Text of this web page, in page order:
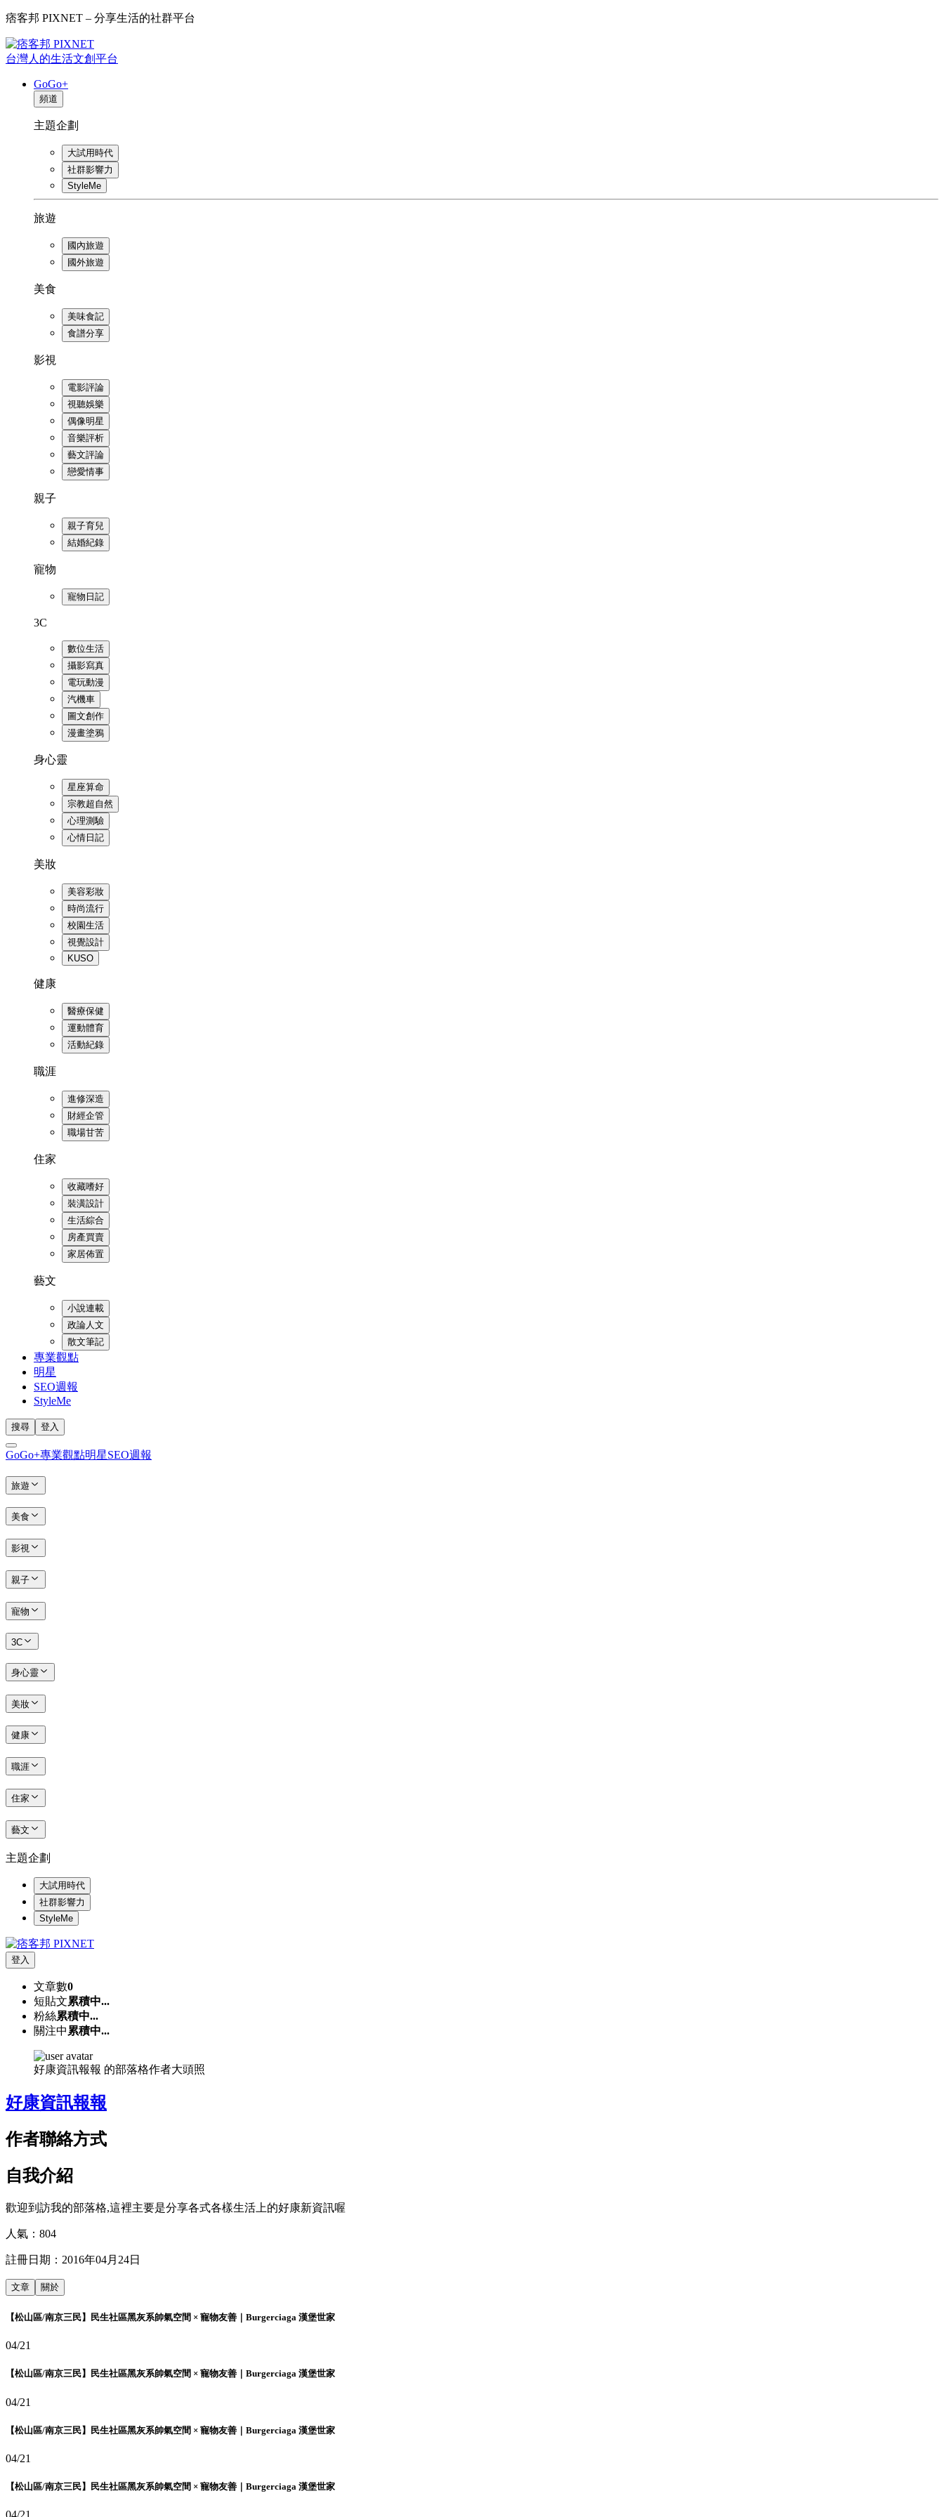
痞客邦 PIXNET – 分享生活的社群平台
台灣人的生活文創平台
GoGo+
頻道
主題企劃
大試用時代
社群影響力
StyleMe
旅遊
國內旅遊
國外旅遊
美食
美味食記
食譜分享
影視
電影評論
視聽娛樂
偶像明星
音樂評析
藝文評論
戀愛情事
親子
親子育兒
結婚紀錄
寵物
寵物日記
3C
數位生活
攝影寫真
電玩動漫
汽機車
圖文創作
漫畫塗鴉
身心靈
星座算命
宗教超自然
心理測驗
心情日記
美妝
美容彩妝
時尚流行
校園生活
視覺設計
KUSO
健康
醫療保健
運動體育
活動紀錄
職涯
進修深造
財經企管
職場甘苦
住家
收藏嗜好
裝潢設計
生活綜合
房產買賣
家居佈置
藝文
小說連載
政論人文
散文筆記
專業觀點
明星
SEO週報
StyleMe
搜尋 登入
GoGo+專業觀點明星SEO週報
旅遊
美食
影視
親子
寵物
3C
身心靈
美妝
健康
職涯
住家
藝文
主題企劃
大試用時代
社群影響力
StyleMe
登入
文章數0
短貼文累積中...
粉絲累積中...
關注中 累積中...
好康資訊報報 的部落格作者大頭照
好康資訊報報
作者聯絡方式
自我介紹
歡迎到訪我的部落格,這裡主要是分享各式各樣生活上的好康新資訊喔
人氣： 804
註冊日期： 2016年04月24日
文章 關於
【松山區/南京三民】民生社區黑灰系帥氣空間 × 寵物友善｜Burgerciaga 漢堡世家
04/21
【松山區/南京三民】民生社區黑灰系帥氣空間 × 寵物友善｜Burgerciaga 漢堡世家
04/21
【松山區/南京三民】民生社區黑灰系帥氣空間 × 寵物友善｜Burgerciaga 漢堡世家
04/21
【松山區/南京三民】民生社區黑灰系帥氣空間 × 寵物友善｜Burgerciaga 漢堡世家